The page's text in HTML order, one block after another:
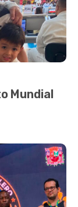
Mundial